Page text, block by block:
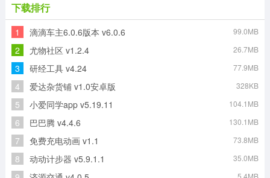
纳米AI手机正版 黑龙江全省事安卓官方版
万科分享家官方最新版 爱屋吉屋最新免费版
下载排行
1 滴滴车主6.0.6版本 v6.0.6 99.0MB
2 尤物社区 v1.2.4 26.7MB
3 研经工具 v4.24 77.9MB
4 爱达杂货铺 v1.0安卓版 328KB
5 小爱同学app v5.19.11 104.1MB
6 巴巴腾 v4.4.6 130.1MB
7 免费充电动画 v1.1 73.8MB
8 动动计步器 v5.9.1.1 35.0MB